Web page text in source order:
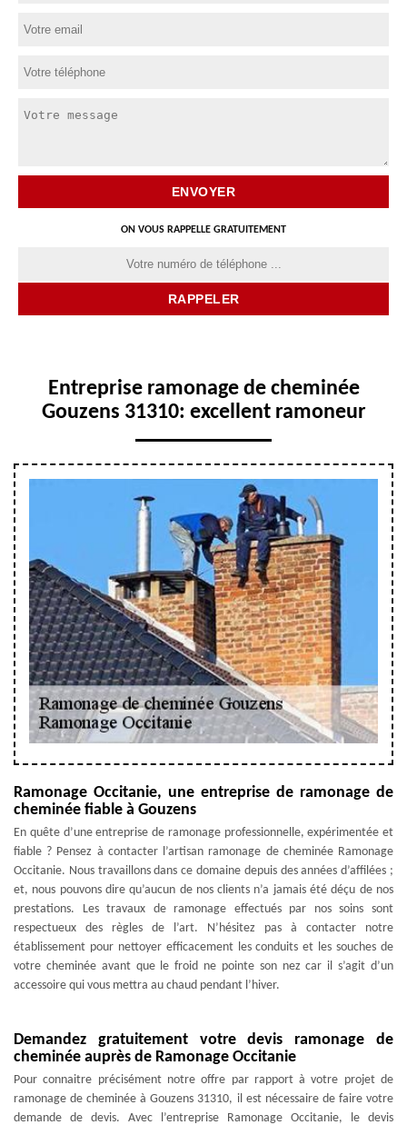
ON VOUS RAPPELLE GRATUITEMENT
Entreprise ramonage de cheminée
Gouzens 31310: excellent ramoneur
Ramonage Occitanie, une entreprise de ramonage de
cheminée fiable à Gouzens
En quête d’une entreprise de ramonage professionnelle, expérimentée et
fiable ? Pensez à contacter l’artisan ramonage de cheminée Ramonage
Occitanie. Nous travaillons dans ce domaine depuis des années d’affilées ;
et, nous pouvons dire qu’aucun de nos clients n’a jamais été déçu de nos
prestations. Les travaux de ramonage effectués par nos soins sont
respectueux des règles de l’art. N’hésitez pas à contacter notre
établissement pour nettoyer efficacement les conduits et les souches de
votre cheminée avant que le froid ne pointe son nez car il s’agit d’un
accessoire qui vous mettra au chaud pendant l’hiver.
Demandez gratuitement votre devis ramonage de
cheminée auprès de Ramonage Occitanie
Pour connaitre précisément notre offre par rapport à votre projet de
ramonage de cheminée à Gouzens 31310, il est nécessaire de faire votre
demande de devis. Avec l’entreprise Ramonage Occitanie, le devis